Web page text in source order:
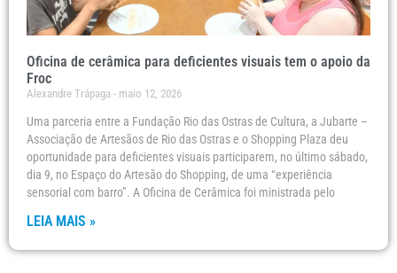
Oficina de cerâmica para deficientes visuais tem o apoio da
Froc
Alexandre Trápaga maio 12, 2026
Uma parceria entre a Fundação Rio das Ostras de Cultura, a Jubarte –
Associação de Artesãos de Rio das Ostras e o Shopping Plaza deu
oportunidade para deficientes visuais participarem, no último sábado,
dia 9, no Espaço do Artesão do Shopping, de uma “experiência
sensorial com barro”. A Oficina de Cerâmica foi ministrada pelo
LEIA MAIS »